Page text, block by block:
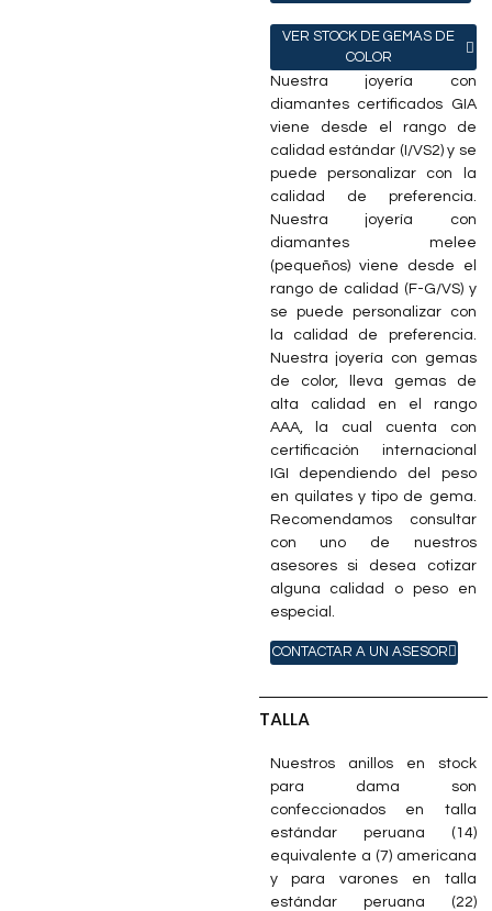
VER STOCK DE GEMAS DE
COLOR
Nuestra joyería con
diamantes certificados GIA
viene desde el rango de
calidad estándar (I/VS2) y se
puede personalizar con la
calidad de preferencia.
Nuestra joyería con
diamantes melee
(pequeños) viene desde el
rango de calidad (F-G/VS) y
se puede personalizar con
la calidad de preferencia.
Nuestra joyería con gemas
de color, lleva gemas de
alta calidad en el rango
AAA, la cual cuenta con
certificación internacional
IGI dependiendo del peso
en quilates y tipo de gema.
Recomendamos consultar
con uno de nuestros
asesores si desea cotizar
alguna calidad o peso en
especial.
CONTACTAR A UN ASESOR
TALLA
Nuestros anillos en stock
para dama son
confeccionados en talla
estándar peruana (14)
equivalente a (7) americana
y para varones en talla
estándar peruana (22)